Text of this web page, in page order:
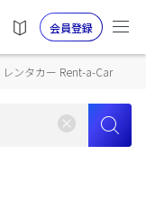
会員登録
ンタカー Rent-a-Car